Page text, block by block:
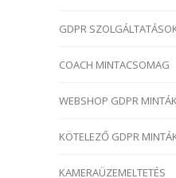
GDPR
COACH MINTACSOMAG
WEBSHOP GDPR
KÖTELEZŐ GDPR
KAMERAÜZEMELTETÉS